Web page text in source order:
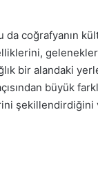
da coğrafyanın
bir alandaki
büyük